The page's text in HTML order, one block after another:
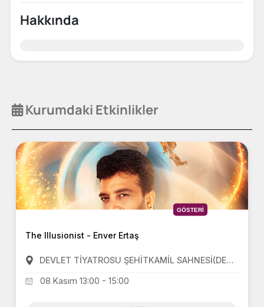
Hakkında
Kurumdaki Etkinlikler
GÖSTERI
The Illusionist - Enver Ertaş
DEVLET TİYATROSU ŞEHİTKAMİL SAHNESİ(DEVLET TİYATROSU)
08 Kasım 13:00 - 15:00